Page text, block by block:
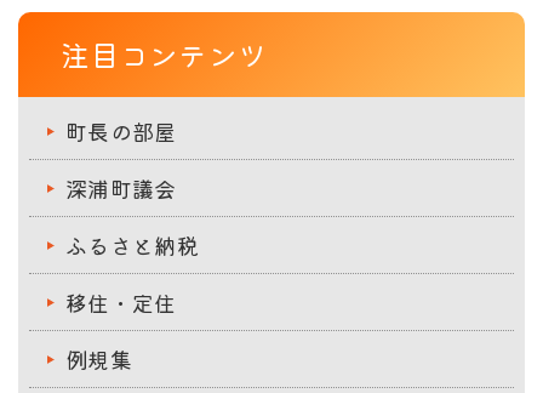
注目コンテンツ
町長の部屋
深浦町議会
ふるさと納税
移住・定住
例規集